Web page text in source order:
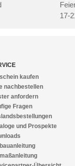
17-
kaufen
nachbestellen
anfordern
Fragen
und Prospekte